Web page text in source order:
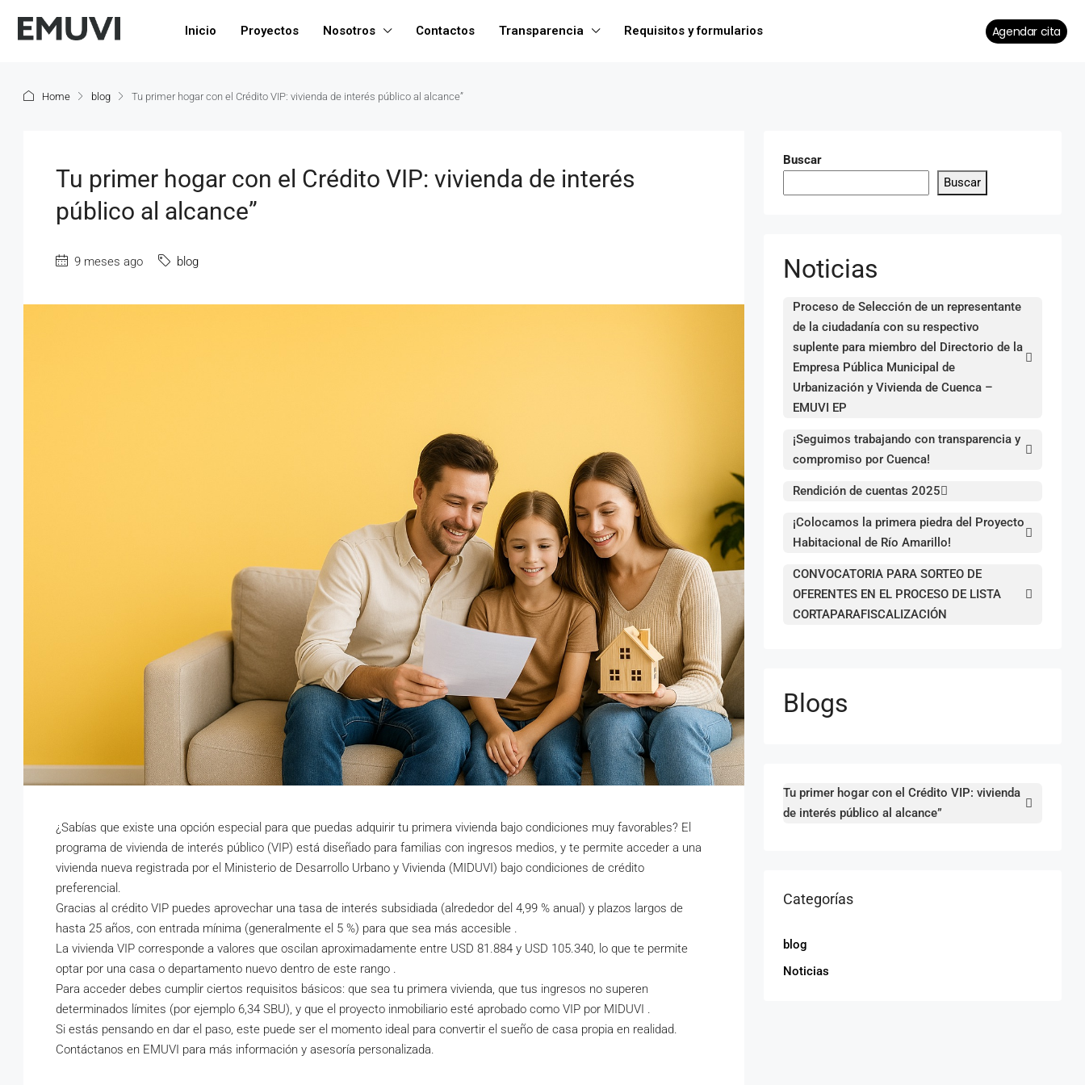
Inicio Proyectos Nosotros Contactos Transparencia Requisitos y formularios Agendar cita
Home blog Tu primer hogar con el Crédito VIP: vivienda de interés público al alcance”
Tu primer hogar con el Crédito VIP: vivienda de interés
público al alcance”
9 meses ago blog
¿Sabías que existe una opción especial para que puedas adquirir tu primera vivienda bajo condiciones muy favorables? El
programa de vivienda de interés público (VIP) está diseñado para familias con ingresos medios, y te permite acceder a una
vivienda nueva registrada por el Ministerio de Desarrollo Urbano y Vivienda (MIDUVI) bajo condiciones de crédito
preferencial.
Gracias al crédito VIP puedes aprovechar una tasa de interés subsidiada (alrededor del 4,99 % anual) y plazos largos de
hasta 25 años, con entrada mínima (generalmente el 5 %) para que sea más accesible .
La vivienda VIP corresponde a valores que oscilan aproximadamente entre USD 81.884 y USD 105.340, lo que te permite
optar por una casa o departamento nuevo dentro de este rango .
Para acceder debes cumplir ciertos requisitos básicos: que sea tu primera vivienda, que tus ingresos no superen
determinados límites (por ejemplo 6,34 SBU), y que el proyecto inmobiliario esté aprobado como VIP por MIDUVI .
Si estás pensando en dar el paso, este puede ser el momento ideal para convertir el sueño de casa propia en realidad.
Contáctanos en EMUVI para más información y asesoría personalizada.
Buscar
Buscar
Noticias
Proceso de Selección de un representante
de la ciudadanía con su respectivo
suplente para miembro del Directorio de la
Empresa Pública Municipal de
Urbanización y Vivienda de Cuenca –
EMUVI EP
¡Seguimos trabajando con transparencia y
compromiso por Cuenca!
Rendición de cuentas 2025
¡Colocamos la primera piedra del Proyecto
Habitacional de Río Amarillo!
CONVOCATORIA PARA SORTEO DE
OFERENTES EN EL PROCESO DE LISTA
CORTAPARAFISCALIZACIÓN
Blogs
Tu primer hogar con el Crédito VIP: vivienda
de interés público al alcance”
Categorías
blog
Noticias